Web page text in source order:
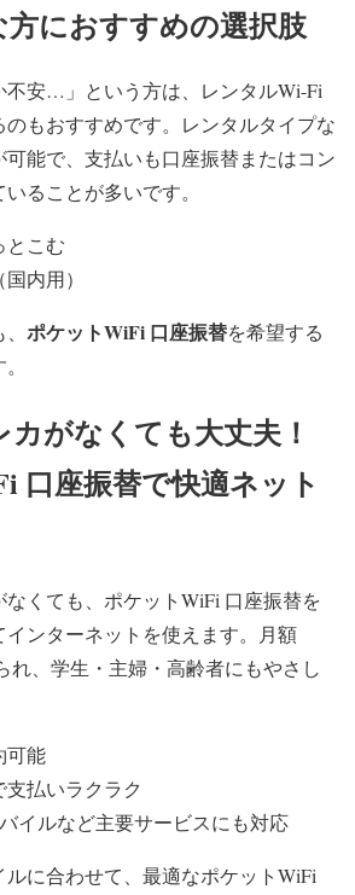
におすすめの選択肢
不安…」という方は、レンタルWi-Fi
もおすすめです。レンタルタイプな
可能で、支払いも口座振替またはコン
ることが多いです。
とこむ
内用）
ポケットWiFi 口座振替を希望する
がなくても大丈夫！
口座振替で快適ネット
なくても、ポケットWiFi 口座振替を
ンターネットを使えます。月額
れ、学生・主婦・高齢者にもやさし
可能
払いラクラク
イルなど主要サービスにも対応
ルに合わせて、最適なポケットWiFi